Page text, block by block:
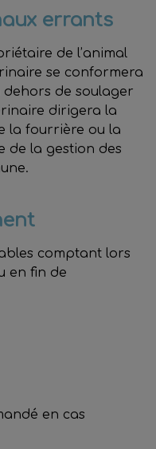
errants
de l’animal
se conformera
dehors de soulager
dirigera la
la fourrière ou la
de la gestion des
comptant lors
en fin de
en cas